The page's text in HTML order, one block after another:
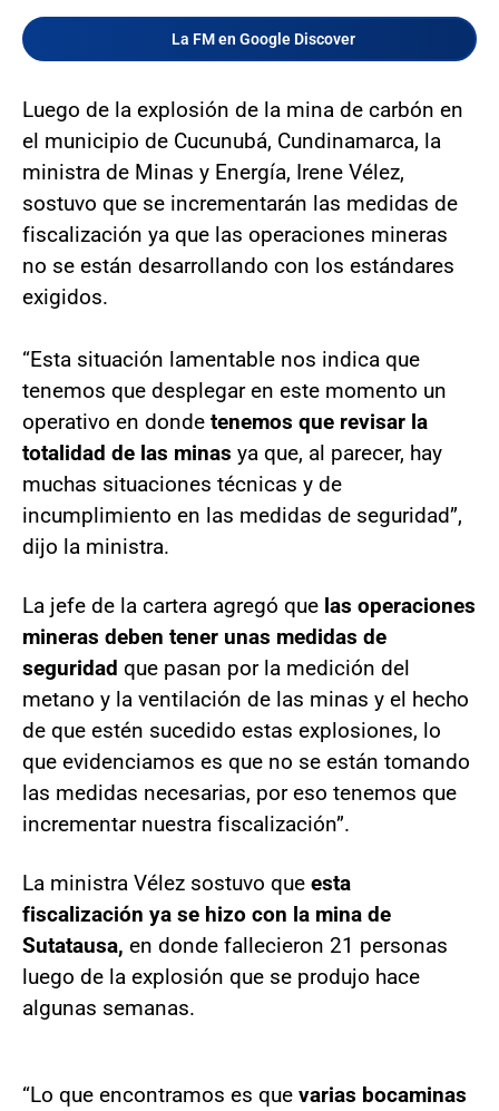
La FM en Google Discover
Luego de la explosión de la mina de carbón en
el municipio de Cucunubá, Cundinamarca, la
ministra de Minas y Energía, Irene Vélez,
sostuvo que se incrementarán las medidas de
fiscalización ya que las operaciones mineras
no se están desarrollando con los estándares
exigidos.
“Esta situación lamentable nos indica que
tenemos que desplegar en este momento un
operativo en donde tenemos que revisar la
totalidad de las minas ya que, al parecer, hay
muchas situaciones técnicas y de
incumplimiento en las medidas de seguridad”,
dijo la ministra.
La jefe de la cartera agregó que las operaciones
mineras deben tener unas medidas de
seguridad que pasan por la medición del
metano y la ventilación de las minas y el hecho
de que estén sucedido estas explosiones, lo
que evidenciamos es que no se están tomando
las medidas necesarias, por eso tenemos que
incrementar nuestra fiscalización”.
La ministra Vélez sostuvo que esta
fiscalización ya se hizo con la mina de
Sutatausa, en donde fallecieron 21 personas
luego de la explosión que se produjo hace
algunas semanas.
“Lo que encontramos es que varias bocaminas